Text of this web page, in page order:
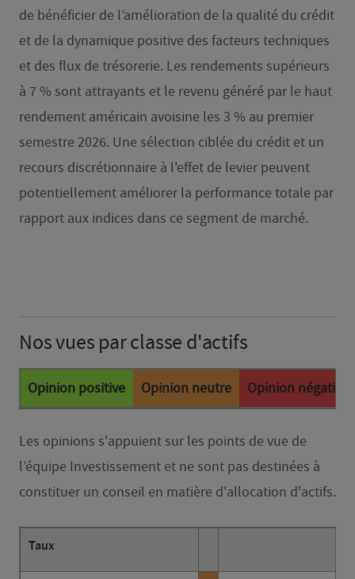
de bénéficier de l’amélioration de la qualité du crédit
et de la dynamique positive des facteurs techniques
et des flux de trésorerie. Les rendements supérieurs
à 7 % sont attrayants et le revenu généré par le haut
rendement américain avoisine les 3 % au premier
semestre 2026. Une sélection ciblée du crédit et un
recours discrétionnaire à l'effet de levier peuvent
potentiellement améliorer la performance totale par
rapport aux indices dans ce segment de marché.
Nos vues par classe d'actifs
Opinion positive Opinion neutre Opinion négative
Les opinions s'appuient sur les points de vue de
l’équipe Investissement et ne sont pas destinées à
constituer un conseil en matière d'allocation d'actifs.
Taux